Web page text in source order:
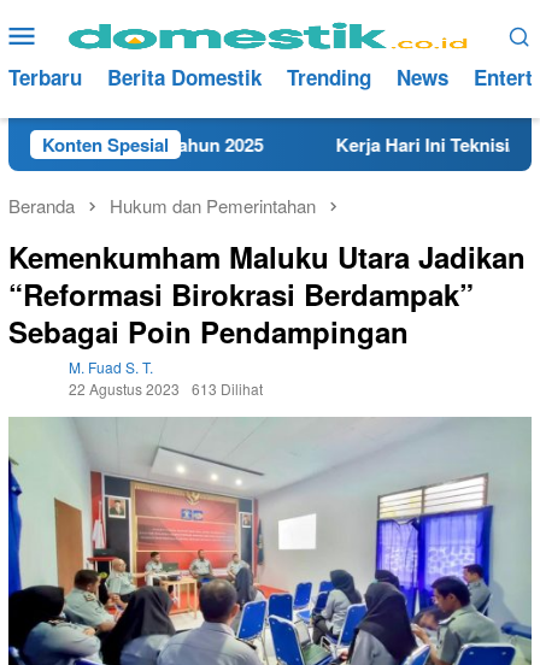
ke
konten
Menu
Mobile
Terbaru Berita Domestik Trending News
Konten Spesial
Rembang Tahun 2025 Kerja Hari Ini Teknisi/Mekanik
Beranda Hukum dan Pemerintahan
Kemenkumham Maluku Utara Jadikan
“Reformasi Birokrasi Berdampak”
Sebagai Poin Pendampingan
M. Fuad S. T.
22 Agustus 2023
613 Dilihat